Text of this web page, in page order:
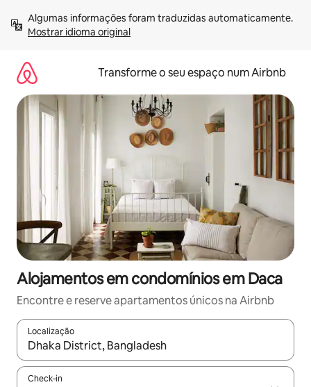
para
Mostrar idioma original
Transforme o seu espaço num Airbnb
Alojamentos em condomínios em Daca
Encontre e reserve apartamentos únicos na Airbnb
Localização
Quando os resultados estiverem disponíveis, navegue com
Check-in